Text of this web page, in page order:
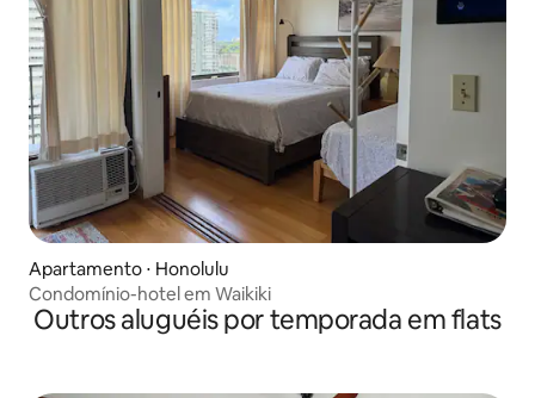
Apartamento ⋅ Honolulu
Condomínio-hotel em Waikiki
Outros aluguéis por temporada em flats